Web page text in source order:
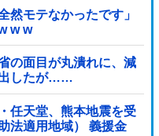
然モテなかったです」
w w
の面目が丸潰れに、減
出したが……
任天堂、熊本地震を受
法適用地域） 義援金